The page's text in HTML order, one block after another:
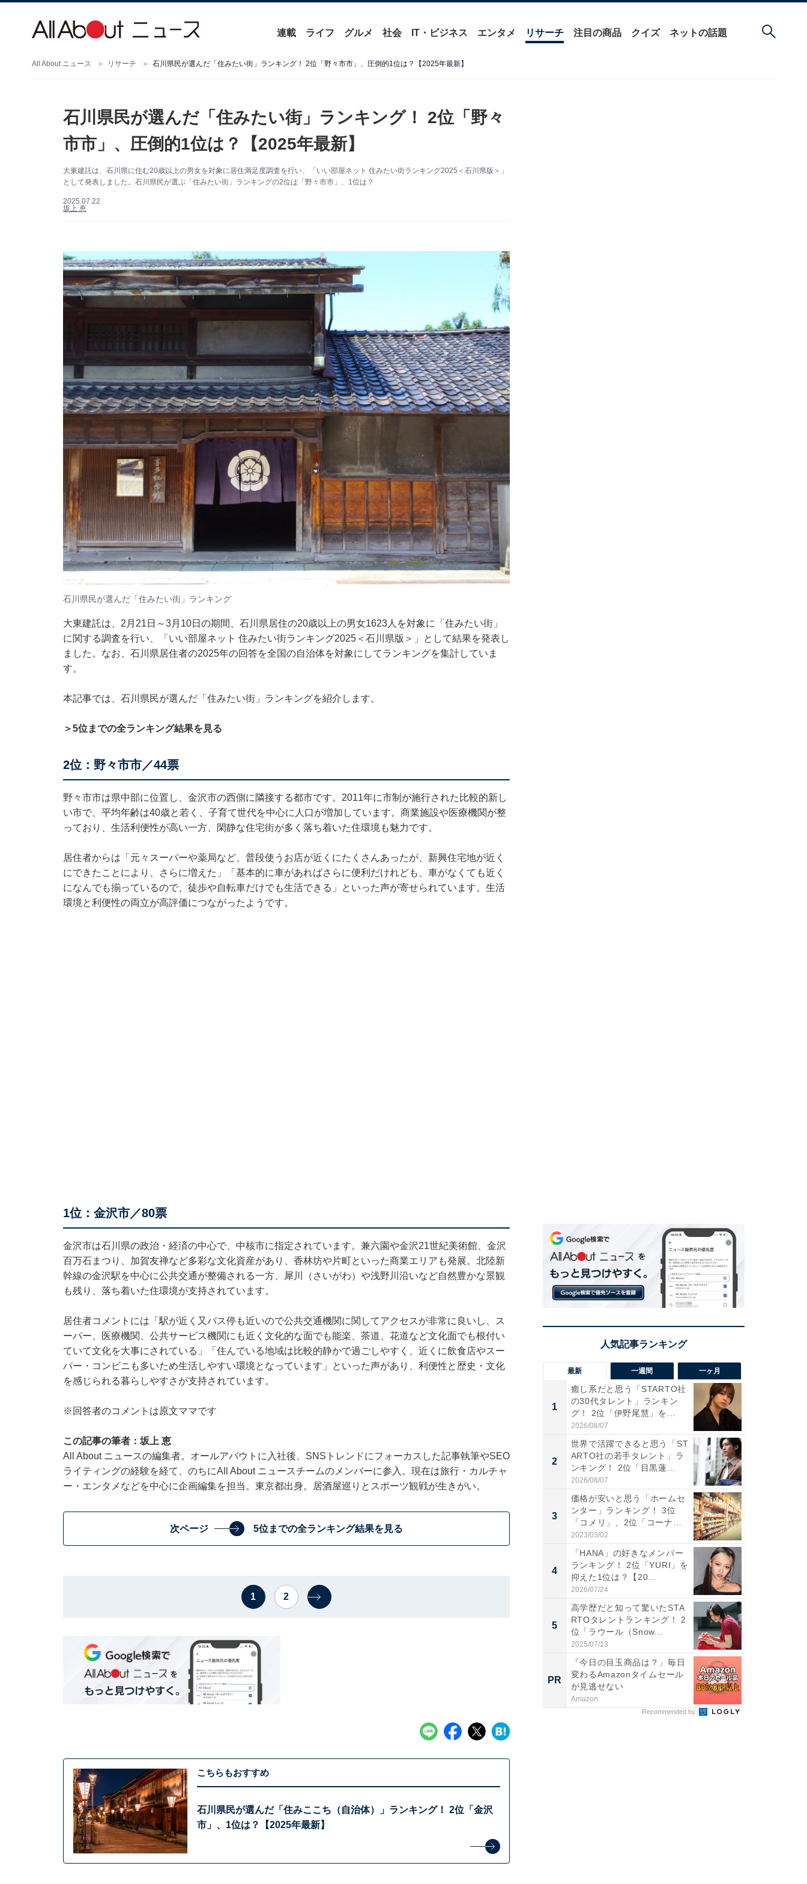
連載 ライフ グルメ 社会 IT・ビジネス エンタメ リサーチ 注目の商品 クイズ ネットの話題
All About ニュース リサーチ 石川県民が選んだ「住みたい街」ランキング！ 2位「野々市市」、圧倒的1位は？【2025年最新】
石川県民が選んだ「住みたい街」ランキング！ 2位「野々
市市」、圧倒的1位は？【2025年最新】
大東建託は、石川県に住む20歳以上の男女を対象に居住満足度調査を行い、「いい部屋ネット 住みたい街ランキング2025＜石川県版＞」
として発表しました。石川県民が選ぶ「住みたい街」ランキングの2位は「野々市市」、1位は？
2025.07.22
坂上 恵
石川県民が選んだ「住みたい街」ランキング
大東建託は、2月21日～3月10日の期間、石川県居住の20歳以上の男女1623人を対象に「住みたい街」
に関する調査を行い、「いい部屋ネット 住みたい街ランキング2025＜石川県版＞」として結果を発表し
ました。なお、石川県居住者の2025年の回答を全国の自治体を対象にしてランキングを集計していま
す。
本記事では、石川県民が選んだ「住みたい街」ランキングを紹介します。
＞5位までの全ランキング結果を見る
2位：野々市市／44票
野々市市は県中部に位置し、金沢市の西側に隣接する都市です。2011年に市制が施行された比較的新し
い市で、平均年齢は40歳と若く、子育て世代を中心に人口が増加しています。商業施設や医療機関が整
っており、生活利便性が高い一方、閑静な住宅街が多く落ち着いた住環境も魅力です。
居住者からは「元々スーパーや薬局など、普段使うお店が近くにたくさんあったが、新興住宅地が近く
にできたことにより、さらに増えた」「基本的に車があればさらに便利だけれども、車がなくても近く
になんでも揃っているので、徒歩や自転車だけでも生活できる」といった声が寄せられています。生活
環境と利便性の両立が高評価につながったようです。
1位：金沢市／80票
金沢市は石川県の政治・経済の中心で、中核市に指定されています。兼六園や金沢21世紀美術館、金沢
百万石まつり、加賀友禅など多彩な文化資産があり、香林坊や片町といった商業エリアも発展。北陸新
幹線の金沢駅を中心に公共交通が整備される一方、犀川（さいがわ）や浅野川沿いなど自然豊かな景観
も残り、落ち着いた住環境が支持されています。
居住者コメントには「駅が近く又バス停も近いので公共交通機関に関してアクセスが非常に良いし、ス
ーパー、医療機関、公共サービス機関にも近く文化的な面でも能楽、茶道、花道など文化面でも根付い
ていて文化を大事にされている」「住んでいる地域は比較的静かで過ごしやすく、近くに飲食店やスー
パー・コンビニも多いため生活しやすい環境となっています」といった声があり、利便性と歴史・文化
を感じられる暮らしやすさが支持されています。
※回答者のコメントは原文ママです
この記事の筆者：坂上 恵
All About ニュースの編集者。オールアバウトに入社後、SNSトレンドにフォーカスした記事執筆やSEO
ライティングの経験を経て、のちにAll About ニュースチームのメンバーに参入。現在は旅行・カルチャ
ー・エンタメなどを中心に企画編集を担当。東京都出身。居酒屋巡りとスポーツ観戦が生きがい。
次ページ 5位までの全ランキング結果を見る
1 2
こちらもおすすめ
石川県民が選んだ「住みここち（自治体）」ランキング！ 2位「金沢
市」、1位は？【2025年最新】
最新 一週間 一ヶ月
1
癒し系だと思う「STARTO社
の30代タレント」ランキン
グ！ 2位「伊野尾慧」を...
2026/08/07
2
世界で活躍できると思う「ST
ARTO社の若手タレント」ラ
ンキング！ 2位「目黒蓮...
2026/08/07
3
価格が安いと思う「ホームセ
ンター」ランキング！ 3位
「コメリ」、2位「コーナ
ン」...
2023/03/02
4
「HANA」の好きなメンバー
ランキング！ 2位「YURI」を
抑えた1位は？【20...
2026/07/24
5
高学歴だと知って驚いたSTA
RTOタレントランキング！ 2
位「ラウール（Snow...
2025/07/13
PR
「今日の目玉商品は？」毎日
変わるAmazonタイムセール
が見逃せない
Amazon
Recommended by